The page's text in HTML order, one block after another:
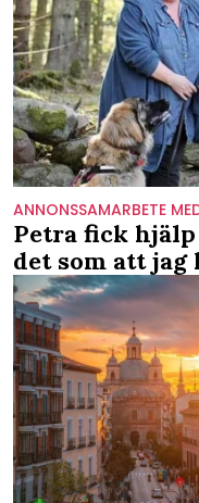
ANNONSSAMARBETE
Petra fick
det som att jag